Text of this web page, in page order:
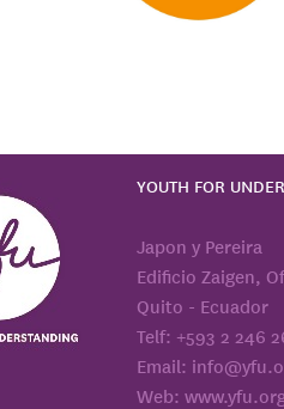
YOUTH FOR
Japon y Pereira
Edificio Zaigen,
Quito - Ecuador
Telf: +593 2 246
Email:
Web: